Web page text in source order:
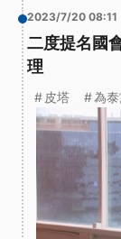
2023/7/20 08:11
二度提名國
理
皮塔 為